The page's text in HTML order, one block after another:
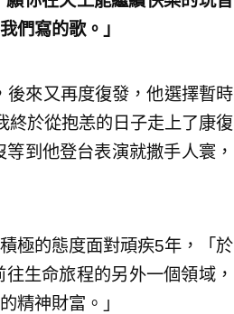
們寫的歌。」
來又再度復發，他選擇暫時
終於從抱恙的日子走上了康復
到他登台表演就撒手人寰，
極的態度面對頑疾5年，「於
生命旅程的另外一個領域，
精神財富。」